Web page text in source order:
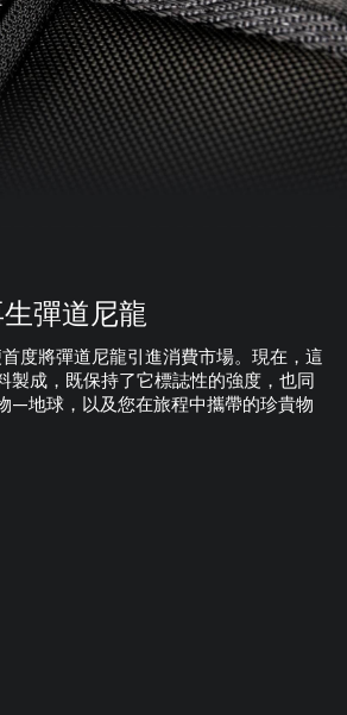
彈道尼龍
度將彈道尼龍引進消費市場。現在，這
製成，既保持了它標誌性的強度，也同
—地球，以及您在旅程中攜帶的珍貴物